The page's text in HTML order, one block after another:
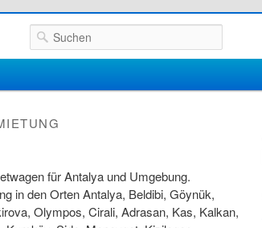
Suchen
für Antalya und Umgebung.
in den Orten Antalya, Beldibi, Göynük,
Olympos, Cirali, Adrasan, Kas, Kalkan,